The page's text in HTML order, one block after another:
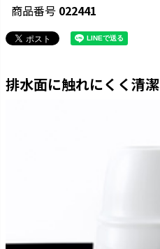
商品番号 022441
排水面に触れにくく清潔